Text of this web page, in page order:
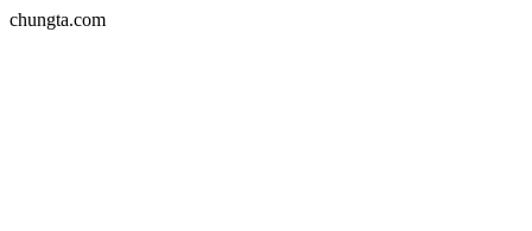
chungta.com